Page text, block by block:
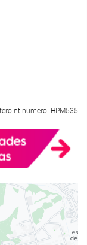
HPM535